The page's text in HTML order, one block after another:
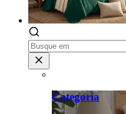
Categoria